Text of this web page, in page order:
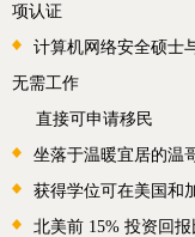
项认证
计算机网络安全硕士
无需工作
直接可申请移民
坐落于温暖宜居的温
获得学位可在美国和
北美前 15% 投资回